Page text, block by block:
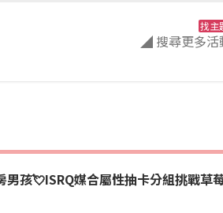
◢ 搜尋更多活
找主
孩💘ISRQ媒合屬性抽卡分組挑戰草